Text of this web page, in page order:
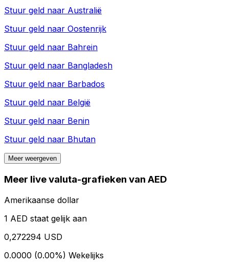
Stuur geld naar Australië
Stuur geld naar Oostenrijk
Stuur geld naar Bahrein
Stuur geld naar Bangladesh
Stuur geld naar Barbados
Stuur geld naar België
Stuur geld naar Benin
Stuur geld naar Bhutan
Meer weergeven
Meer live valuta-grafieken van AED
Amerikaanse dollar
1 AED staat gelijk aan
0,272294 USD
0.0000 (0.00%) Wekelijks